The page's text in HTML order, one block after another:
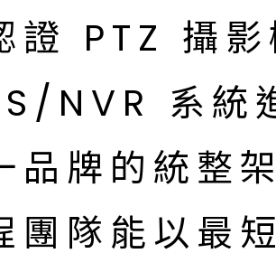
證 PTZ 攝
NVR 系統
品牌的統整
團隊能以最